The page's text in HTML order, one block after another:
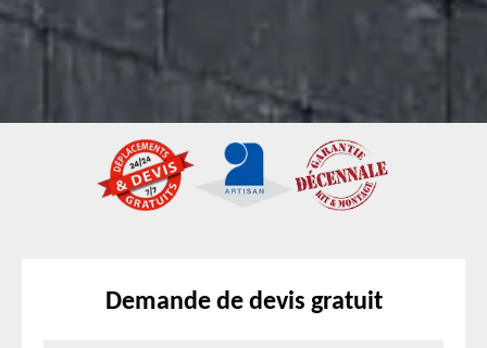
Demande de devis gratuit